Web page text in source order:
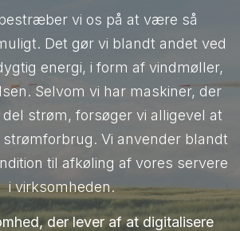
vi os på at være så
Det gør vi blandt andet ved
energi, i form af vindmøller,
Selvom vi har maskiner, der
strøm, forsøger vi alligevel at
Vi anvender blandt
til afkøling af vores servere
i virksomheden.
der lever af at digitalisere